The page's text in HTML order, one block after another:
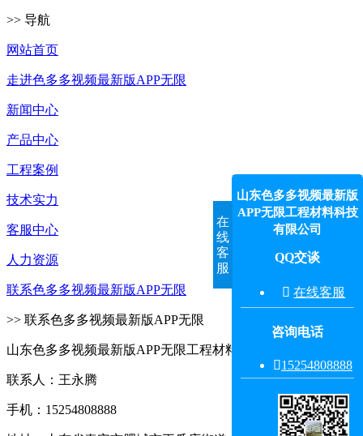
>> 导航
网站首页
走进色多多视频最新版APP无限
新闻中心
产品中心
工程案例
技术实力
客服中心
人力资源
联系色多多视频最新版APP无限
>> 联系色多多视频最新版APP无限
山东色多多视频最新版APP无限工程材料科技有限公司
联系人：王永腾
手机：15254808888
在
线
客
服
山东色多多视频最新版
APP无限工程材料科技
有限公司
QQ交谈
 在线客服
咨询电话
15254808888‬